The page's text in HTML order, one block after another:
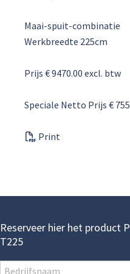
Maai-spuit-combinatie
Werkbreedte 225cm
Prijs € 9470.00 excl. btw
Speciale Netto Prijs €
Print
Reserveer hier het product
T225